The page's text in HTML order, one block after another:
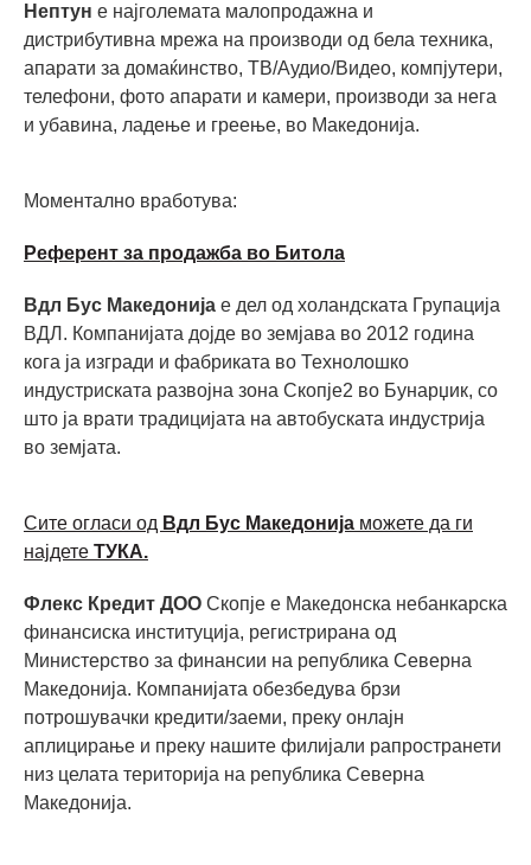
Нептун е најголемата малопродажна и
дистрибутивна мрежа на производи од бела техника,
апарати за домаќинство, ТВ/Аудио/Видео, компјутери,
телефони, фото апарати и камери, производи за нега
и убавина, ладење и греење, во Македонијa.
Моментално вработува:
Референт за продажба во Битола
Вдл Бус Македонија е дел од холандската Групација
ВДЛ. Компанијата дојде во земјава во 2012 година
кога ја изгради и фабриката во Технолошко
индустриската развојна зона Скопје2 во Бунарџик, со
што ја врати традицијата на автобуската индустрија
во земјата.
Сите огласи од Вдл Бус Македонија можете да ги
најдете ТУКА.
Флекс Кредит ДОО Скопје е Македонска небанкарска
финансиска институција, регистрирана од
Министерство за финансии на република Северна
Македонија. Компанијата обезбедува брзи
потрошувачки кредити/заеми, преку онлајн
аплицирање и преку нашите филијали рапространети
низ целата територија на република Северна
Македонија.